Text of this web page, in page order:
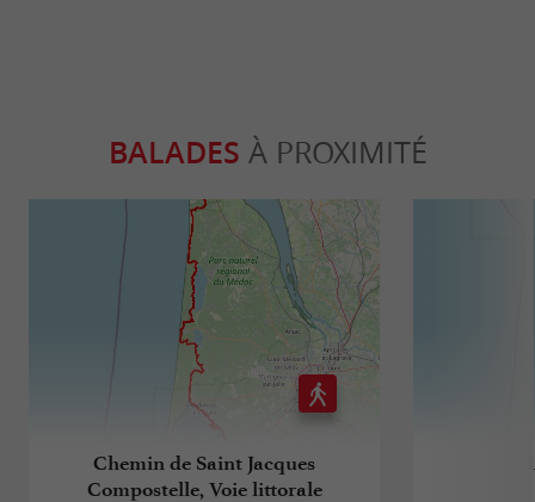
BALADES À PROXIMITÉ
Chemin de Saint Jacques
Compostelle, Voie littorale